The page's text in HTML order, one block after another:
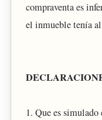
compraventa es
el inmueble tenía
1. Que es